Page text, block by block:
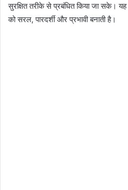
सुरक्षित तरीके से प्रबंधित किया जा सके।
को सरल, पारदर्शी और प्रभावी बनाती है।